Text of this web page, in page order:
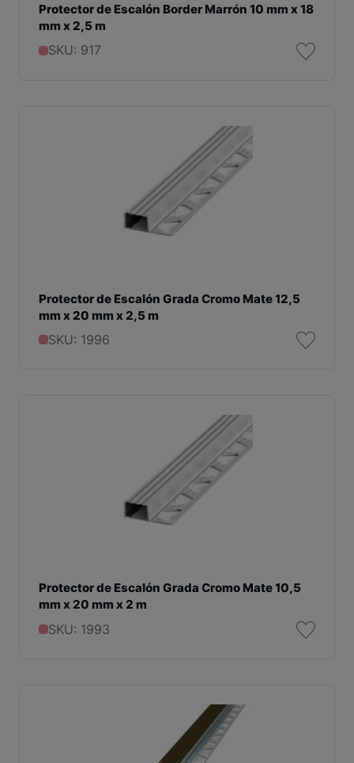
Protector de Escalón Border Marrón 10 mm x 18
mm x 2,5 m
SKU: 917
Protector de Escalón Grada Cromo Mate 12,5
mm x 20 mm x 2,5 m
SKU: 1996
Protector de Escalón Grada Cromo Mate 10,5
mm x 20 mm x 2 m
SKU: 1993